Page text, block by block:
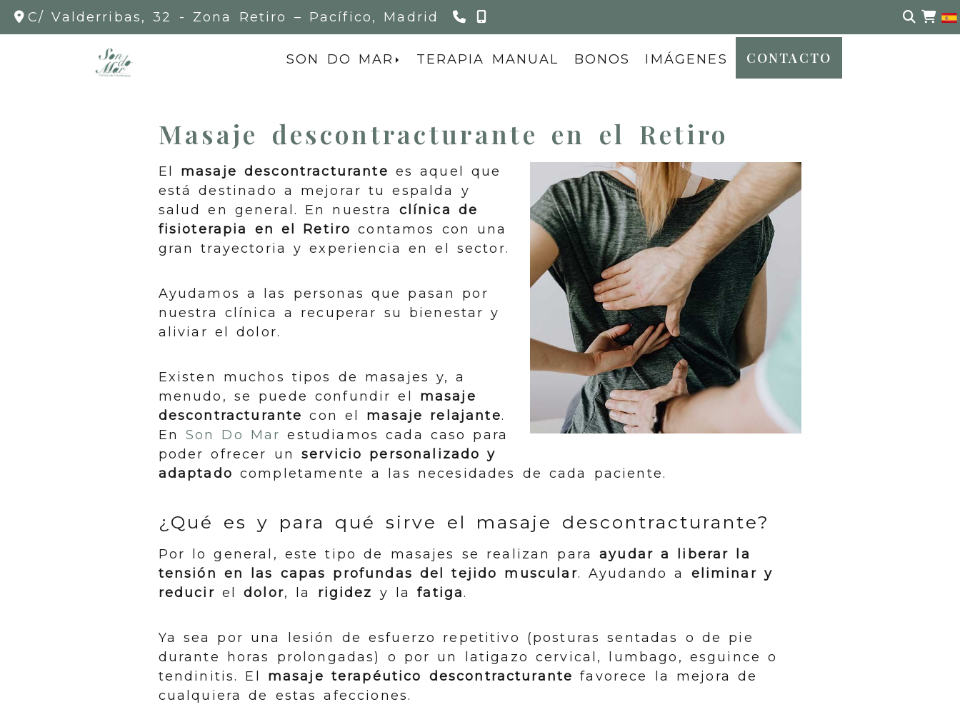
C/ Valderribas, 32 - Zona Retiro – Pacífico, Madrid 911 155 467
SON DO MAR TERAPIA MANUAL BONOS IMÁGENES CONTACTO
Masaje descontracturante en el Retiro
El masaje descontracturante es aquel que
está destinado a mejorar tu espalda y
salud en general. En nuestra clínica de
fisioterapia en el Retiro contamos con una
gran trayectoria y experiencia en el sector.
Ayudamos a las personas que pasan por
nuestra clínica a recuperar su bienestar y
aliviar el dolor.
Existen muchos tipos de masajes y, a
menudo, se puede confundir el masaje
descontracturante con el masaje relajante.
En Son Do Mar estudiamos cada caso para
poder ofrecer un servicio personalizado y
adaptado completamente a las necesidades de cada paciente.
¿Qué es y para qué sirve el masaje descontracturante?
Por lo general, este tipo de masajes se realizan paraayudar a liberar la
tensión en las capas profundas del tejido muscular. Ayudando a eliminar y
reducir eldolor, la rigidez y lafatiga.
Ya sea por una lesión de esfuerzo repetitivo (posturas sentadas o de pie
durante horas prolongadas) o por un latigazo cervical, lumbago, esguince o
tendinitis. El masaje terapéutico descontracturante favorece la mejora de
cualquiera de estas afecciones.